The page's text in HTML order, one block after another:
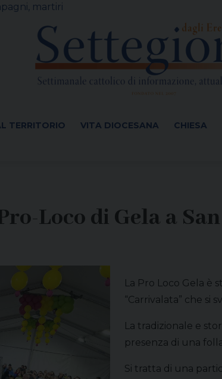
martiri
TERRITORIO VITA DIOCESANA CHIESA
Loco di Gela a
La Pro Loco Gela è
“Carrivalata” che si
La tradizionale e
presenza di una
Si tratta di una